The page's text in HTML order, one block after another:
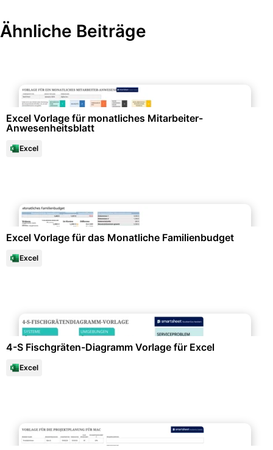
Ähnliche Beiträge
Excel Vorlage für monatliches Mitarbeiter-
Anwesenheitsblatt
Excel
Excel Vorlage für das Monatliche Familienbudget
Excel
4-S Fischgräten-Diagramm Vorlage für Excel
Excel